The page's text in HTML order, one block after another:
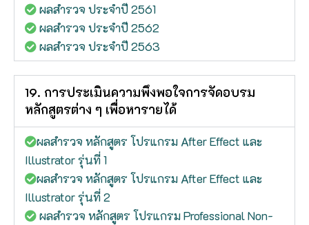
ผลสำรวจ ประจำปี 2561
ผลสำรวจ ประจำปี 2562
ผลสำรวจ ประจำปี 2563
19. การประเมินความพึงพอใจการจัดอบรม
หลักสูตรต่าง ๆ เพื่อหารายได้
ผลสำรวจ หลักสูตร โปรแกรม After Effect และ
Illustrator รุ่นที่ 1
ผลสำรวจ หลักสูตร โปรแกรม After Effect และ
Illustrator รุ่นที่ 2
ผลสำรวจ หลักสูตร โปรแกรม Professional Non-